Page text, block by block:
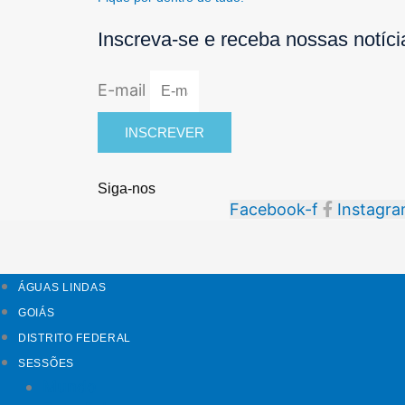
Inscreva-se e receba nossas
E-mail
INSCREVER
Siga-nos
Facebook-f
ÁGUAS LINDAS
GOIÁS
DISTRITO FEDERAL
SESSÕES